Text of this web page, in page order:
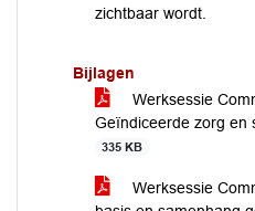
zichtbaar wordt.
Bijlagen
Werksessie
Geïndiceerde zorg en
335 KB
Werksessie